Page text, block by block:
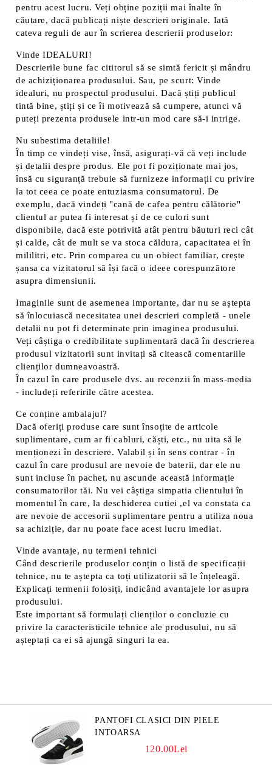
pentru acest lucru. Veți obține poziții mai înalte în
căutare, dacă publicați niște descrieri originale. Iată
cateva reguli de aur în scrierea descrierii produselor:
Vinde IDEALURI!
Descrierile bune fac cititorul să se simtă fericit și mândru
de achiziționarea produsului. Sau, pe scurt: Vinde
idealuri, nu prospectul produsului. Dacă știți publicul
tintă bine, știți și ce îi motivează să cumpere, atunci vă
puteți prezenta produsele intr-un mod care să-i intrige.
Nu subestima detaliile!
În timp ce vindeți vise, însă, asigurați-vă că veți include
și detalii despre produs. Ele pot fi poziționate mai jos,
însă cu siguranță trebuie să furnizeze informații cu privire
la tot ceea ce poate entuziasma consumatorul. De
exemplu, dacă vindeți "cană de cafea pentru călătorie"
clientul ar putea fi interesat și de ce culori sunt
disponibile, dacă este potrivită atât pentru băuturi reci cât
și calde, cât de mult se va stoca căldura, capacitatea ei în
mililitri, etc. Prin comparea cu un obiect familiar, crește
șansa ca vizitatorul să își facă o ideee corespunzătore
asupra dimensiunii.
Imaginile sunt de asemenea importante, dar nu se aștepta
să înlocuiască necesitatea unei descrieri completă - unele
detalii nu pot fi determinate prin imaginea produsului.
Veți câștiga o credibilitate suplimentară dacă în descrierea
produsul vizitatorii sunt invitați să citească comentariile
clienților dumneavoastră.
În cazul în care produsele dvs. au recenzii în mass-media
- includeți referirile către acestea.
Ce conține ambalajul?
Dacă oferiți produse care sunt însoțite de articole
suplimentare, cum ar fi cabluri, căști, etc., nu uita să le
menționezi în descriere. Valabil și în sens contrar - în
cazul în care produsul are nevoie de baterii, dar ele nu
sunt incluse în pachet, nu ascunde această informație
consumatorilor tăi. Nu vei câștiga simpatia clientului în
momentul în care, la deschiderea cutiei ,el va constata ca
are nevoie de accesorii suplimentare pentru a utiliza noua
sa achiziție, dar nu poate face acest lucru imediat.
Vinde avantaje, nu termeni tehnici
Când descrierile produselor conțin o listă de specificații
tehnice, nu te aștepta ca toți utilizatorii să le înțeleagă.
Explicați termenii folosiți, indicând avantajele lor asupra
produsului.
Este important să formulați clienților o concluzie cu
privire la caracteristicile tehnice ale produsului, nu să
așteptați ca ei să ajungă singuri la ea.
PANTOFI CLASICI DIN PIELE
INTOARSA
120.00Lei